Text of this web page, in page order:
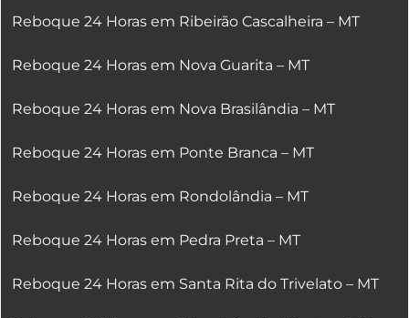
Reboque 24 Horas em Ribeirão Cascalheira – MT
Reboque 24 Horas em Nova Guarita – MT
Reboque 24 Horas em Nova Brasilândia – MT
Reboque 24 Horas em Ponte Branca – MT
Reboque 24 Horas em Rondolândia – MT
Reboque 24 Horas em Pedra Preta – MT
Reboque 24 Horas em Santa Rita do Trivelato – MT